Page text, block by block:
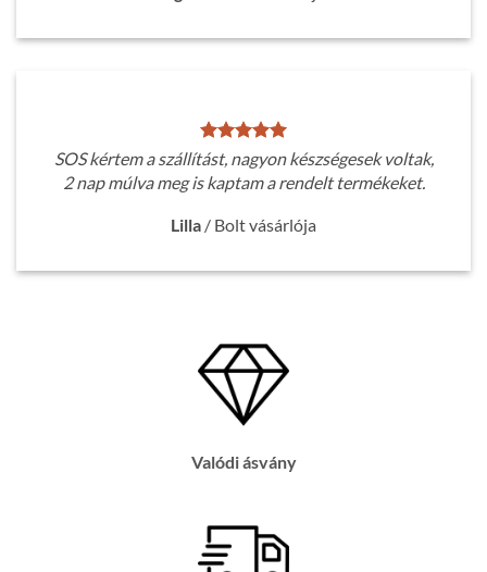
SOS kértem a szállítást, nagyon készségesek voltak,
2 nap múlva meg is kaptam a rendelt termékeket.
Lilla / Bolt vásárlója
Valódi ásvány